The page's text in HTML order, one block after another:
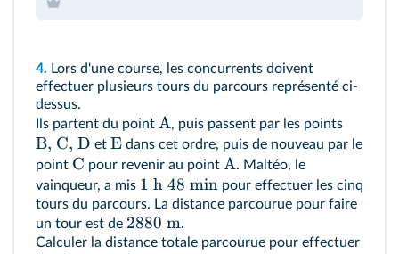
4. Lors d'une course, les concurrents doivent
effectuer plusieurs tours du parcours représenté ci-
dessus.
Ils partent du point A, puis passent par les points
B, C, D et E dans cet ordre, puis de nouveau par le
point C pour revenir au point A. Maltéo, le
vainqueur, a mis 1 h 48 min pour effectuer les cinq
tours du parcours. La distance parcourue pour faire
un tour est de 2880 m.
Calculer la distance totale parcourue pour effectuer